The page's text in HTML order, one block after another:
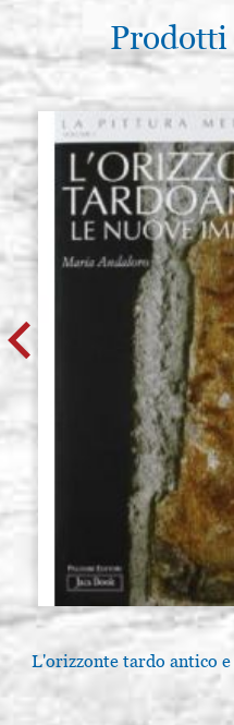
L'orizzonte tardo antico